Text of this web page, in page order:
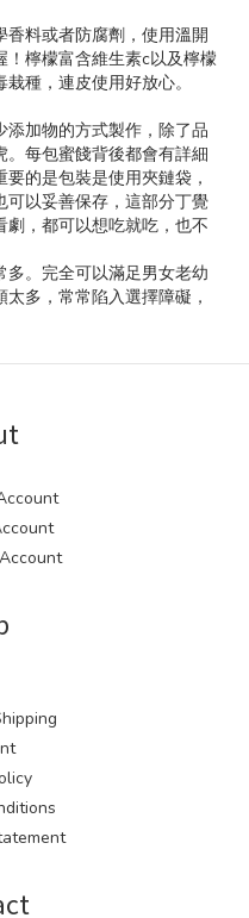
料或者防腐劑，使用溫開
檸檬富含維生素c以及檸檬
種，連皮使用好放心。
加物的方式製作，除了品
每包蜜餞背後都會有詳細
的是包裝是使用夾鏈袋，
可以妥善保存，這部分丁覺
，都可以想吃就吃，也不
。完全可以滿足男女老幼
多，常常陷入選擇障礙，